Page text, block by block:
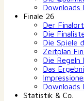
Downloads
Finale 26
Der Finalort
Die
Die Spiele
Zeitplan
Die Regeln
Das
Downloads
Statistik & Co.